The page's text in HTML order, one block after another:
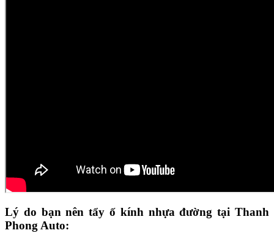
Lý do bạn nên tẩy ố kính nhựa đường tại Thanh
Phong Auto: